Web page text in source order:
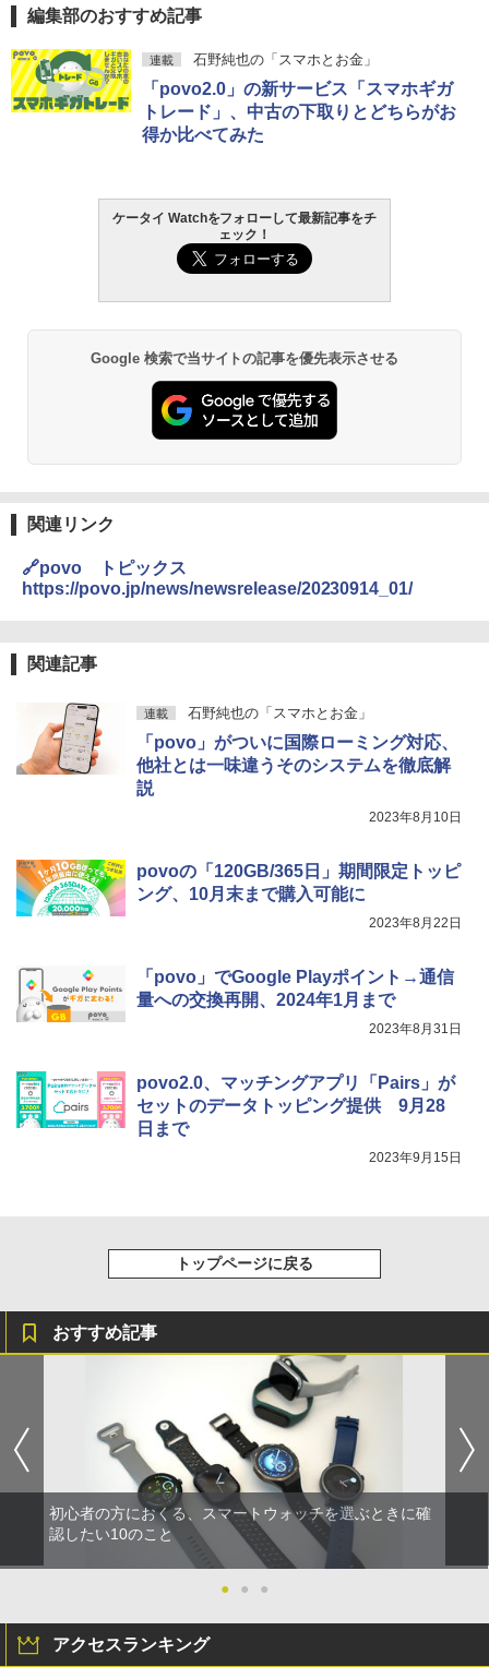
編集部のおすすめ記事
連載 石野純也の「スマホとお金」
「povo2.0」の新サービス「スマホギガ
トレード」、中古の下取りとどちらがお
得か比べてみた
ケータイ Watchをフォローして最新記事をチ
ェック！
Google 検索で当サイトの記事を優先表示させる
関連リンク
🔗povo トピックス
https://povo.jp/news/newsrelease/20230914_01/
関連記事
連載 石野純也の「スマホとお金」
「povo」がついに国際ローミング対応、
他社とは一味違うそのシステムを徹底解
説
2023年8月10日
povoの「120GB/365日」期間限定トッピ
ング、10月末まで購入可能に
2023年8月22日
「povo」でGoogle Playポイント→通信
量への交換再開、2024年1月まで
2023年8月31日
povo2.0、マッチングアプリ「Pairs」が
セットのデータトッピング提供 9月28
日まで
2023年9月15日
トップページに戻る
おすすめ記事
初心者の方におくる、スマートウォッチを選ぶときに確
認したい10のこと
● ● ●
アクセスランキング